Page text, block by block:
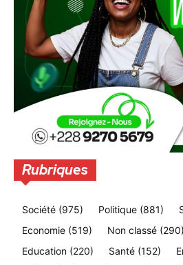
Rubriques
Société (975) Politique (881)
Economie (519) Non classé (290)
Education (220) Santé (152)